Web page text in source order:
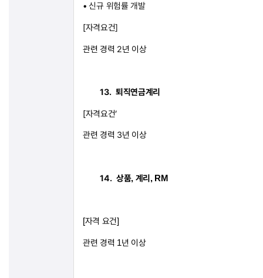
•신규 위험률 개발
[자격요건]
관련 경력 2년 이상
13. 퇴직연금계리
[자격요건’
관련 경력 3년 이상
14. 상품, 계리, RM
[자격 요건]
관련 경력 1년 이상